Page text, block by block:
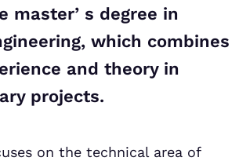
master’ s degree in
which combines
and theory in
projects.
on the technical area of